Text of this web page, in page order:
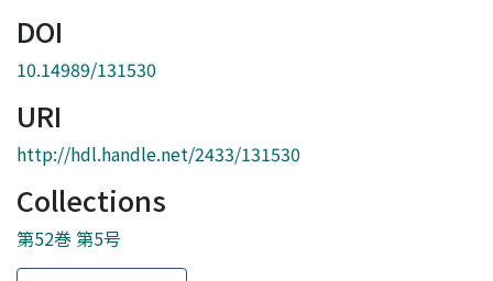
DOI
10.14989/131530
URI
http://hdl.handle.net/2433/131530
Collections
第52巻 第5号